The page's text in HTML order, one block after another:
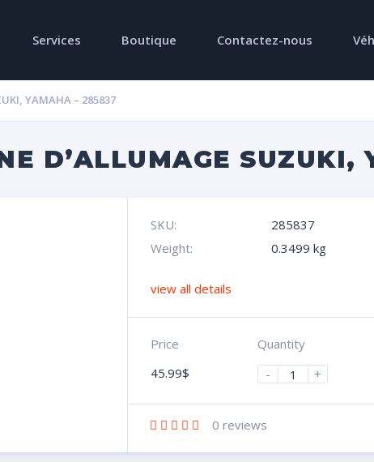
Services Boutique Contactez-nous
YAMAHA – 285837
D’ALLUMAGE SUZUKI,
SKU: 285837
Weight:
0.3499 kg
view all details
Price
45.99$
Quantity
-
+
0 reviews